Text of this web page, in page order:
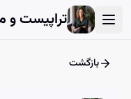
تراپیست و
بازگشت